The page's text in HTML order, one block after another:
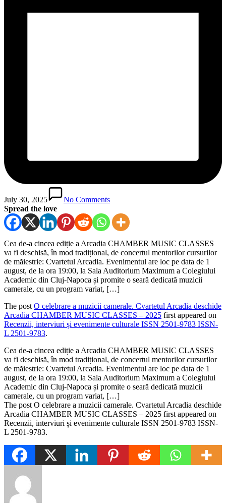
July 30, 2025
No Comments
Spread the love
Cea de-a cincea ediție a Arcadia CHAMBER MUSIC CLASSES
va fi deschisă, în mod tradițional, de concertul mentorilor cursurilor
de măiestrie: Cvartetul Arcadia. Evenimentul are loc pe data de 1
august, de la ora 19:00, la Sala Auditorium Maximum a Colegiului
Academic din Cluj-Napoca și promite o seară dedicată muzicii
camerale, cu un program variat, […]
The post O celebrare a muzicii camerale. Cvartetul Arcadia deschide
Arcadia CHAMBER MUSIC CLASSES – 2025 first appeared on
Recenzii, interviuri și evenimente culturale ISSN 2501-9783 ISSN-
L 2501-9783.
​Cea de-a cincea ediție a Arcadia CHAMBER MUSIC CLASSES
va fi deschisă, în mod tradițional, de concertul mentorilor cursurilor
de măiestrie: Cvartetul Arcadia. Evenimentul are loc pe data de 1
august, de la ora 19:00, la Sala Auditorium Maximum a Colegiului
Academic din Cluj-Napoca și promite o seară dedicată muzicii
camerale, cu un program variat, […]
The post O celebrare a muzicii camerale. Cvartetul Arcadia deschide
Arcadia CHAMBER MUSIC CLASSES – 2025 first appeared on
Recenzii, interviuri și evenimente culturale ISSN 2501-9783 ISSN-
L 2501-9783.